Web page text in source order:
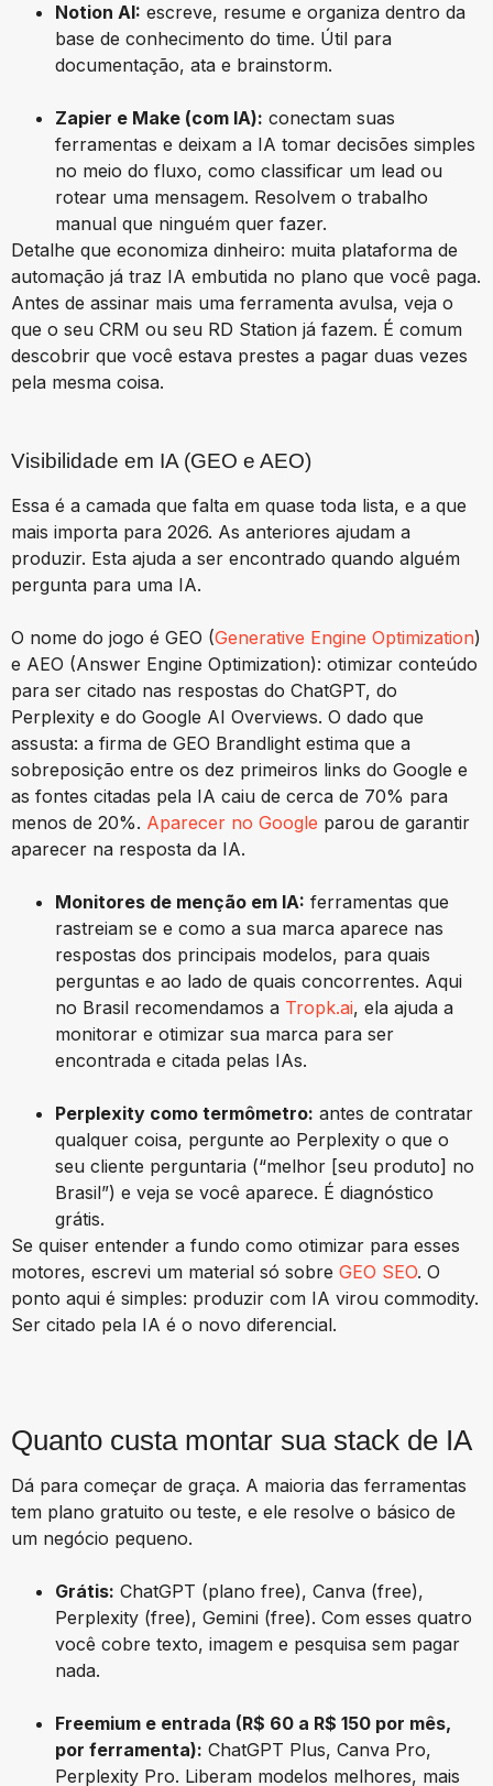
Notion AI: escreve, resume e organiza dentro da
base de conhecimento do time. Útil para
documentação, ata e brainstorm.
Zapier e Make (com IA): conectam suas
ferramentas e deixam a IA tomar decisões simples
no meio do fluxo, como classificar um lead ou
rotear uma mensagem. Resolvem o trabalho
manual que ninguém quer fazer.
Detalhe que economiza dinheiro: muita plataforma de
automação já traz IA embutida no plano que você paga.
Antes de assinar mais uma ferramenta avulsa, veja o
que o seu CRM ou seu RD Station já fazem. É comum
descobrir que você estava prestes a pagar duas vezes
pela mesma coisa.
Visibilidade em IA (GEO e AEO)
Essa é a camada que falta em quase toda lista, e a que
mais importa para 2026. As anteriores ajudam a
produzir. Esta ajuda a ser encontrado quando alguém
pergunta para uma IA.
O nome do jogo é GEO (Generative Engine Optimization)
e AEO (Answer Engine Optimization): otimizar conteúdo
para ser citado nas respostas do ChatGPT, do
Perplexity e do Google AI Overviews. O dado que
assusta: a firma de GEO Brandlight estima que a
sobreposição entre os dez primeiros links do Google e
as fontes citadas pela IA caiu de cerca de 70% para
menos de 20%. Aparecer no Google parou de garantir
aparecer na resposta da IA.
Monitores de menção em IA: ferramentas que
rastreiam se e como a sua marca aparece nas
respostas dos principais modelos, para quais
perguntas e ao lado de quais concorrentes. Aqui
no Brasil recomendamos a Tropk.ai, ela ajuda a
monitorar e otimizar sua marca para ser
encontrada e citada pelas IAs.
Perplexity como termômetro: antes de contratar
qualquer coisa, pergunte ao Perplexity o que o
seu cliente perguntaria (“melhor [seu produto] no
Brasil”) e veja se você aparece. É diagnóstico
grátis.
Se quiser entender a fundo como otimizar para esses
motores, escrevi um material só sobre GEO SEO. O
ponto aqui é simples: produzir com IA virou commodity.
Ser citado pela IA é o novo diferencial.
Quanto custa montar sua stack de IA
Dá para começar de graça. A maioria das ferramentas
tem plano gratuito ou teste, e ele resolve o básico de
um negócio pequeno.
Grátis: ChatGPT (plano free), Canva (free),
Perplexity (free), Gemini (free). Com esses quatro
você cobre texto, imagem e pesquisa sem pagar
nada.
Freemium e entrada (R$ 60 a R$ 150 por mês,
por ferramenta): ChatGPT Plus, Canva Pro,
Perplexity Pro. Liberam modelos melhores, mais